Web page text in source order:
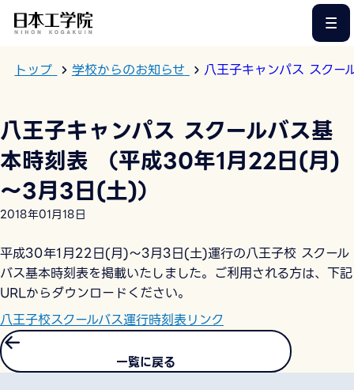
トップ 学校からのお知らせ 八王子キャンパス スク
八王子キャンパス スクールバス基
本時刻表 （平成30年1月22日(月)
～3月3日(土)）
2018年01月18日
平成30年1月22日(月)～3月3日(土)運行の八王子校 スクール
バス基本時刻表を掲載いたしました。ご利用される方は、下記
URLからダウンロードください。
八王子校スクールバス運行時刻表リンク
一覧に戻る